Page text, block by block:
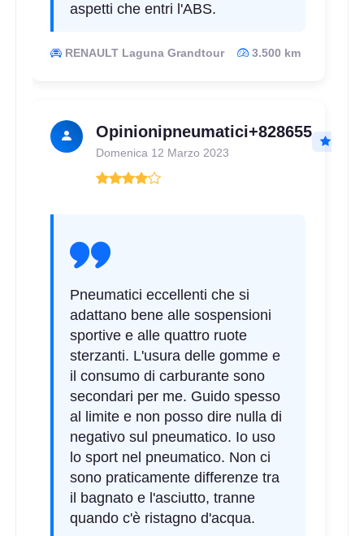
aspetti che entri l'ABS.
RENAULT Laguna Grandtour 3.500 km
Opinionipneumatici+828655
Domenica 12 Marzo 2023
Pneumatici eccellenti che si
adattano bene alle sospensioni
sportive e alle quattro ruote
sterzanti. L'usura delle gomme e
il consumo di carburante sono
secondari per me. Guido spesso
al limite e non posso dire nulla di
negativo sul pneumatico. Io uso
lo sport nel pneumatico. Non ci
sono praticamente differenze tra
il bagnato e l'asciutto, tranne
quando c'è ristagno d'acqua.